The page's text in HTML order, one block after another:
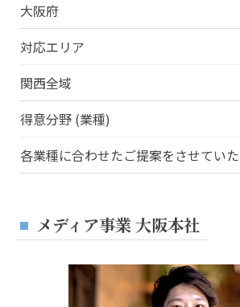
大阪府
対応エリア
関西全域
得意分野 (業種)
各業種に合わせたご提案をさせていた
メディア事業 大阪本社